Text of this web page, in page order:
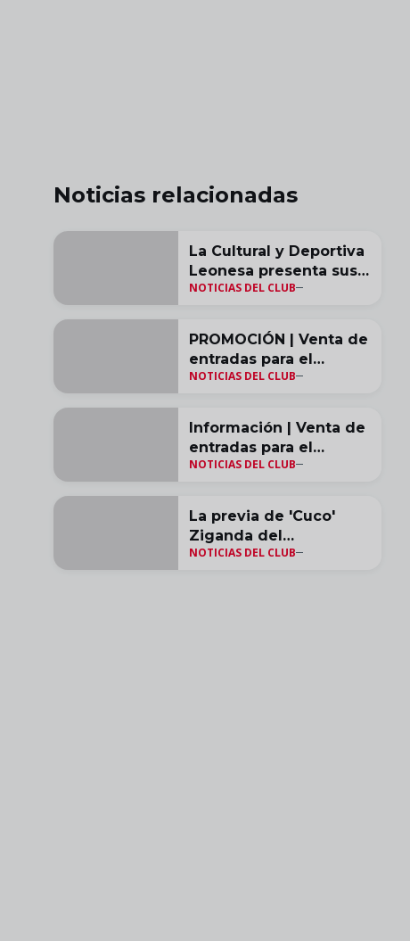
Noticias relacionadas
La Cultural y Deportiva
Leonesa presenta sus
equipaciones para la
NOTICIAS DEL CLUB
PROMOCIÓN | Venta de
entradas para el
#CulturalBurgosCF
NOTICIAS DEL CLUB
Información | Venta de
entradas para el
#LasPalmasCultural
NOTICIAS DEL CLUB
La previa de 'Cuco'
Ziganda del
#CulturalAndorra
NOTICIAS DEL CLUB